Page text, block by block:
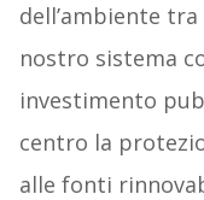
dell’ambiente
nostro sistema
investimento
centro la
alle fonti